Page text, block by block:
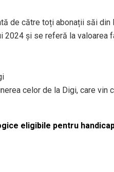
de către toți abonații săi din
2024 și se referă la
celor de la Digi, care vin
eligibile pentru